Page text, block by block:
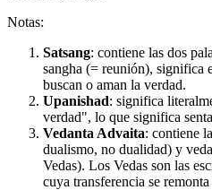
Notas:
Satsang: contiene las dos
sangha (= reunión), significa
buscan o aman la verdad.
Upanishad: significa
verdad", lo que significa
Vedanta Advaita: contiene
dualismo, no dualidad) y
Vedas). Los Vedas son las
cuya transferencia se